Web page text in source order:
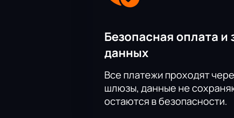
Безопасная оплата и
данных
Все платежи проходят
шлюзы, данные не
остаются в безопасности.